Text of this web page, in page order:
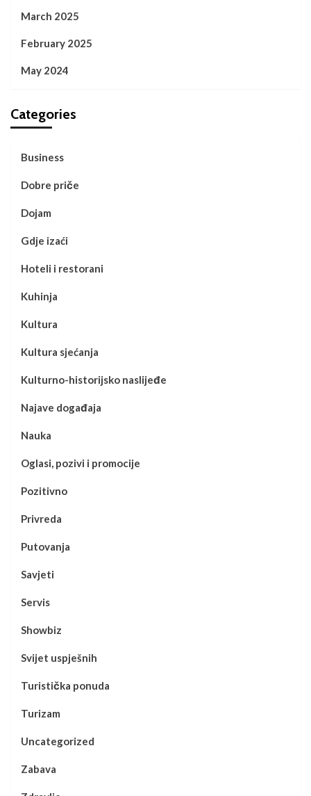
March 2025
February 2025
May 2024
Categories
Business
Dobre priče
Dojam
Gdje izaći
Hoteli i restorani
Kuhinja
Kultura
Kultura sjećanja
Kulturno-historijsko naslijeđe
Najave događaja
Nauka
Oglasi, pozivi i promocije
Pozitivno
Privreda
Putovanja
Savjeti
Servis
Showbiz
Svijet uspješnih
Turistička ponuda
Turizam
Uncategorized
Zabava